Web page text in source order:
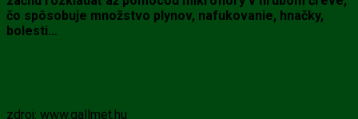
čo spôsobuje množstvo plynov, nafukovanie, hnačky,
bolesti…
zdroj: www.gallmet.hu